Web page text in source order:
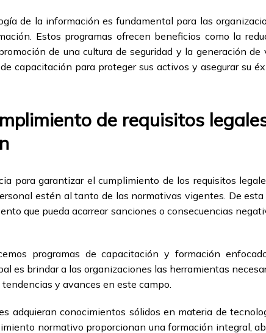
de la información es fundamental para las
Estos programas ofrecen beneficios como la
de una cultura de seguridad y la generación de
capacitación para proteger sus activos y asegurar su
de requisitos
para garantizar el cumplimiento de los requisitos
estén al tanto de las normativas vigentes. De esta
que pueda acarrear sanciones o consecuencias
programas de capacitación y formación
es brindar a las organizaciones las herramientas
y avances en este campo.
adquieran conocimientos sólidos en materia de
normativo proporcionan una formación integral,